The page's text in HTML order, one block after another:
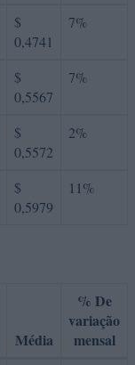
$
0,4741
7%
$
0,5567
7%
$
0,5572
2%
$
0,5979
11%
Média
% De
variação
mensal